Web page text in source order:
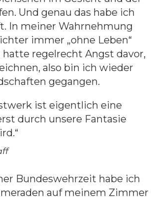
Und genau das habe ich
In meiner Wahrnehmung
immer „ohne Leben“
hatte regelrecht Angst davor,
also bin ich wieder
gegangen.
ist eigentlich eine
durch unsere Fantasie
Bundeswehrzeit habe ich
auf meinem Zimmer